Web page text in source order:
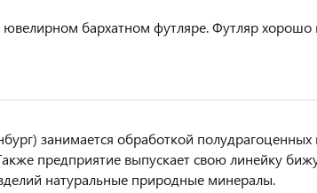
бархатном футляре. Футляр хорошо
занимается обработкой
предприятие выпускает свою линейку
натуральные природные минералы.